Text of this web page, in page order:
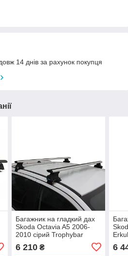
14 днів за рахунок покупця
Багажник на гладкий дах
Skoda Octavia A5 2006-
2010 сірий Trophybar
6 210₴ 6